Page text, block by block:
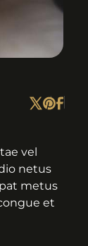
vel
netus
metus
et